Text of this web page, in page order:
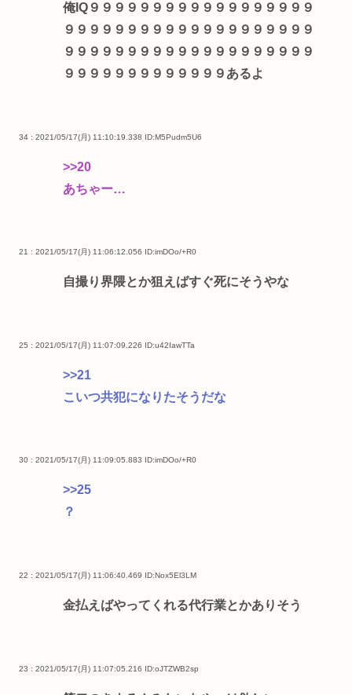
俺IQ９９９９９９９９９９９９９９９９９９
９９９９９９９９９９９９９９９９９９９９
９９９９９９９９９９９９９９９９９９９９
９９９９９９９９９９９９９あるよ
34 : 2021/05/17(月) 11:10:19.338 ID:M5Pudm5U6
>>20
あちゃー…
21 : 2021/05/17(月) 11:06:12.056 ID:imDOo/+R0
自撮り界隈とか狙えばすぐ死にそうやな
25 : 2021/05/17(月) 11:07:09.226 ID:u42IawTTa
>>21
こいつ共犯になりたそうだな
30 : 2021/05/17(月) 11:09:05.883 ID:imDOo/+R0
>>25
？
22 : 2021/05/17(月) 11:06:40.469 ID:Nox5El3LM
金払えばやってくれる代行業とかありそう
23 : 2021/05/17(月) 11:07:05.216 ID:oJTZWB2sp